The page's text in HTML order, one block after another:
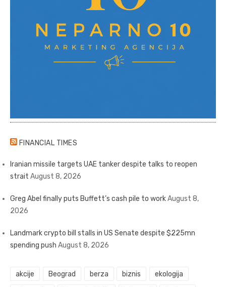
FINANCIAL TIMES
Iranian missile targets UAE tanker despite talks to reopen
strait August 8, 2026
Greg Abel finally puts Buffett’s cash pile to workAugust 8,
2026
Landmark crypto bill stalls in US Senate despite $225mn
spending push August 8, 2026
akcije Beograd berza biznis ekologija